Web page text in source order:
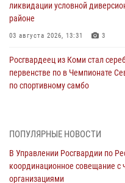
ликвидации условной
районе
03 августа 2026, 13:31 3
Росгвардеец из Коми стал
первенстве по в Чемпионате
по спортивному самбо
законодательстве в сфере
оружие за нарушения
02 августа 2026, 06:17
ПОПУЛЯРНЫЕ НОВОСТИ
В Управлении Росгвардии по
координационное совещание
организациями